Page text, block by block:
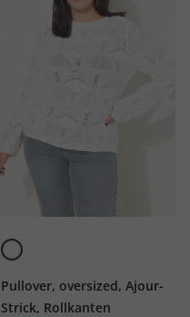
Pullover, oversized, Ajour-
Strick, Rollkanten